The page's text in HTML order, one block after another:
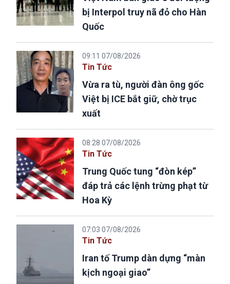
bị Interpol truy nã đỏ cho Hàn
Quốc
09:11 07/08/2026
Tin Tức
Vừa ra tù, người đàn ông gốc
Việt bị ICE bắt giữ, chờ trục
xuất
08:28 07/08/2026
Tin Tức
Trung Quốc tung “đòn kép”
đáp trả các lệnh trừng phạt từ
Hoa Kỳ
07:03 07/08/2026
Tin Tức
Iran tố Trump dàn dựng “màn
kịch ngoại giao”